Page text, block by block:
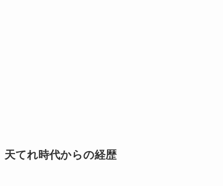
天てれ時代からの経歴